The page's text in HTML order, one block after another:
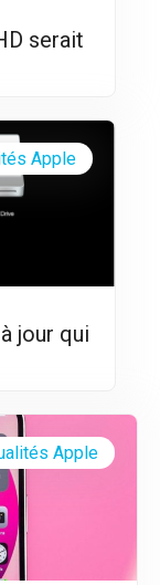
serait
jour qui
Apple
Apple